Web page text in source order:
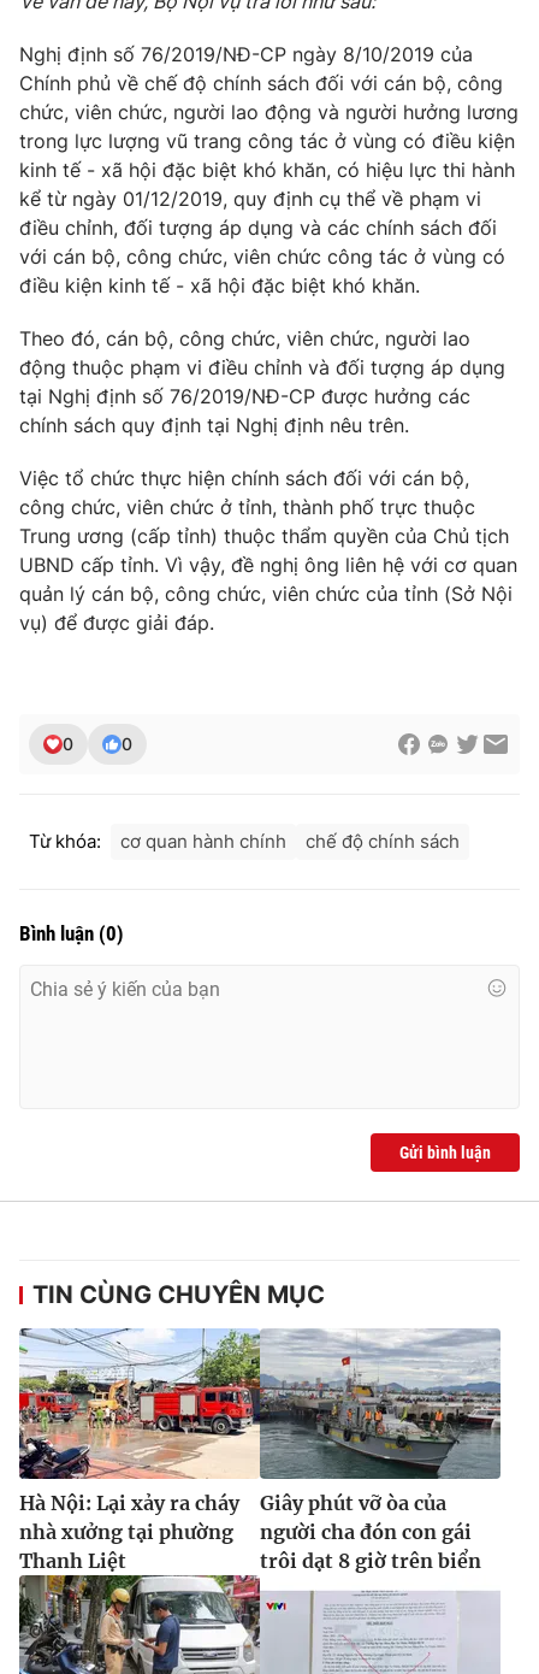
Tư vấn
Chuyên mục khác
Emagazine Podcast
Photo Infographic
VTV Money VTV Thể thao
Thị trường 24h Tấm lòng Việt
VTV4 Vươn mình bằng AI
THỜI BÁO VTV
Phó Tổng Biên tập:Nguyễn Thị Mỹ Hạnh, Phạm Quốc Thắng,
Ðiện thoại Thời báo VTV:024.66 897 897
Liên hệ quảng cáo:024-7300.7108
Nghị định số 76/2019/NĐ-CP ngày 8/10/2019 của
Chính phủ về chế độ chính sách đối với cán bộ, công
chức, viên chức, người lao động và người hưởng lương
trong lực lượng vũ trang công tác ở vùng có điều kiện
kinh tế - xã hội đặc biệt khó khăn, có hiệu lực thi hành
kể từ ngày 01/12/2019, quy định cụ thể về phạm vi
điều chỉnh, đối tượng áp dụng và các chính sách đối
với cán bộ, công chức, viên chức công tác ở vùng có
điều kiện kinh tế - xã hội đặc biệt khó khăn.
Theo đó, cán bộ, công chức, viên chức, người lao
động thuộc phạm vi điều chỉnh và đối tượng áp dụng
tại Nghị định số 76/2019/NĐ-CP được hưởng các
chính sách quy định tại Nghị định nêu trên.
Việc tổ chức thực hiện chính sách đối với cán bộ,
công chức, viên chức ở tỉnh, thành phố trực thuộc
Trung ương (cấp tỉnh) thuộc thẩm quyền của Chủ tịch
UBND cấp tỉnh. Vì vậy, đề nghị ông liên hệ với cơ quan
quản lý cán bộ, công chức, viên chức của tỉnh (Sở Nội
vụ) để được giải đáp.
0 0
Từ khóa: cơ quan hành chính chế độ chính sách
Bình luận (0)
Gửi bình luận
TIN CÙNG CHUYÊN MỤC
Hà Nội: Lại xảy ra cháy
nhà xưởng tại phường
Thanh Liệt
Giây phút vỡ òa của
người cha đón con gái
trôi dạt 8 giờ trên biển